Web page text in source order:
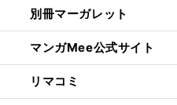
別冊マーガレット
マンガMee公式サイト
リマコミ